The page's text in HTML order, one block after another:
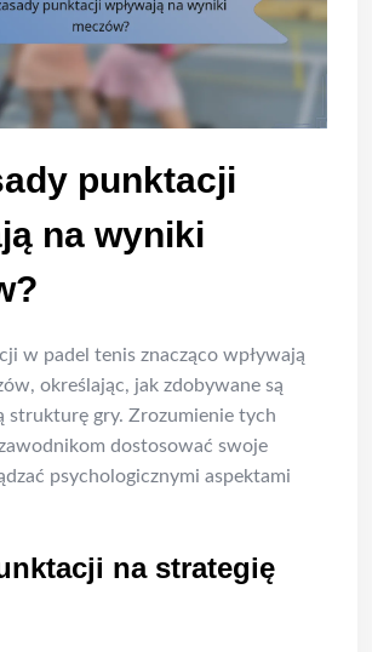
punktacji
na wyniki
w padel tenis znacząco wpływają
określając, jak zdobywane są
strukturę gry. Zrozumienie tych
dostosować swoje
psychologicznymi aspektami
na strategię